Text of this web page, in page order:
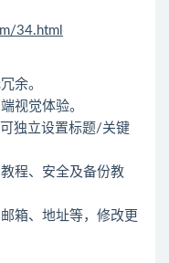
34.html
余。
视觉体验。
独立设置标题/关键
程、安全及备份教
箱、地址等，修改更